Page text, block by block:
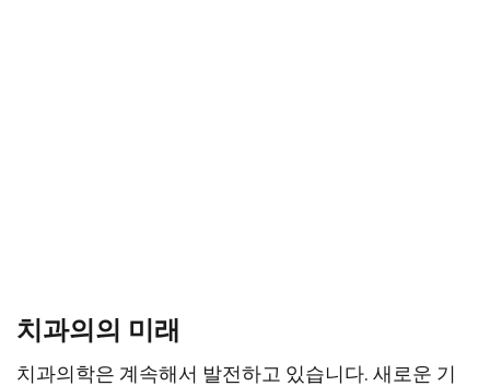
치과의의 미래
치과의학은 계속해서 발전하고 있습니다. 새로운 기